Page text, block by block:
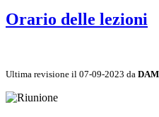
Orario delle lezioni
Ultima revisione il 07-09-2023 da